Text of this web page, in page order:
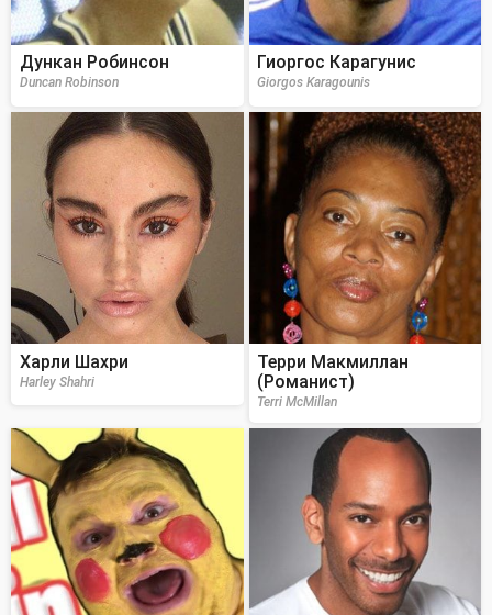
Дункан Робинсон
Duncan Robinson
Гиоргос Карагунис
Giorgos Karagounis
Харли Шахри
Harley Shahri
Терри Макмиллан
(Романист)
Terri McMillan